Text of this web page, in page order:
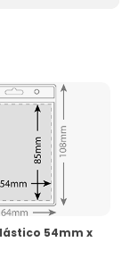
54mm x